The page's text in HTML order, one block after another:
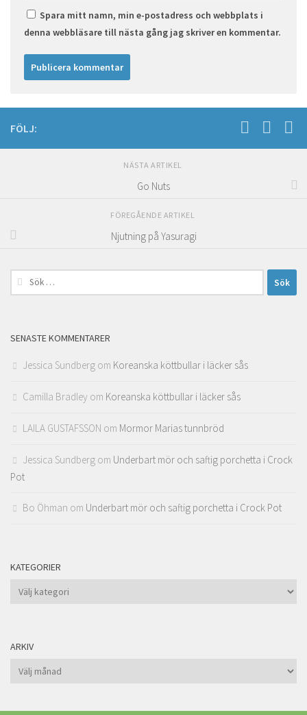
Spara mitt namn, min e-postadress och webbplats i
denna webbläsare till nästa gång jag skriver en kommentar.
FÖLJ:
NÄSTA ARTIKEL
Go Nuts
FÖREGÅENDE ARTIKEL
Njutning på Yasuragi
Sök
efter:
SENASTE KOMMENTARER
Jessica Sundberg om Koreanska köttbullar i läcker sås
Camilla Bradley om Koreanska köttbullar i läcker sås
LAILA GUSTAFSSON om Mormor Marias tunnbröd
Jessica Sundberg om Underbart mör och saftig porchetta i Crock
Pot
Bo Öhman om Underbart mör och saftig porchetta i Crock Pot
KATEGORIER
Kategorier
ARKIV
Arkiv